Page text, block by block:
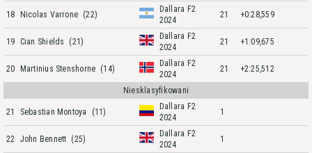
18 Nicolas Varrone (22)
Dallara F2
2024
21 +0:28,559
19 Cian Shields (21)
Dallara F2
2024
21 +1:09,675
20 Martinius Stenshorne (14)
Dallara F2
2024
21 +2:25,512
Niesklasyfikowani
21 Sebastian Montoya (11)
Dallara F2
2024
1
22 John Bennett (25)
Dallara F2
2024
1